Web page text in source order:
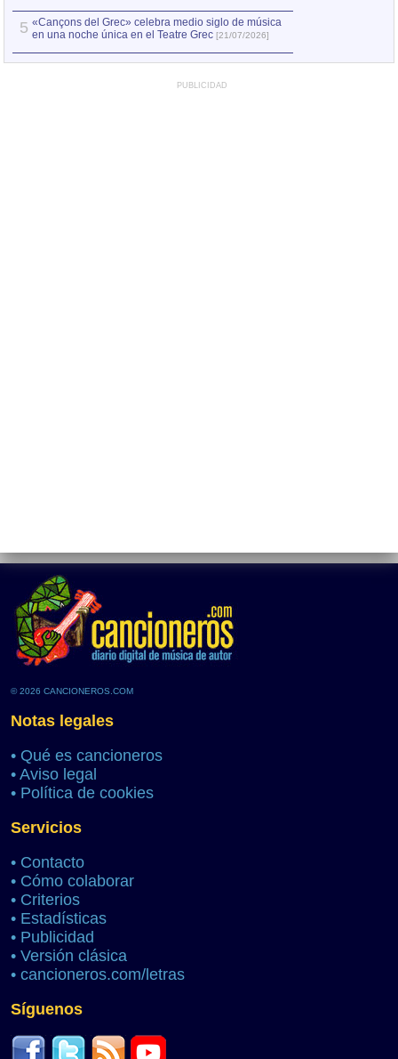
5 «Cançons del Grec» celebra medio siglo de música
en una noche única en el Teatre Grec [21/07/2026]
PUBLICIDAD
© 2026 CANCIONEROS.COM
Notas legales
• Qué es cancioneros
• Aviso legal
• Política de cookies
Servicios
• Contacto
• Cómo colaborar
• Criterios
• Estadísticas
• Publicidad
• Versión clásica
• cancioneros.com/letras
Síguenos